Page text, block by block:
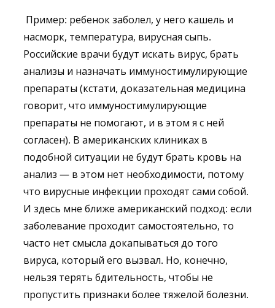
Пример: ребенок заболел, у него кашель и
насморк, температура, вирусная сыпь.
Российские врачи будут искать вирус, брать
анализы и назначать иммуностимулирующие
препараты (кстати, доказательная медицина
говорит, что иммуностимулирующие
препараты не помогают, и в этом я с ней
согласен). В американских клиниках в
подобной ситуации не будут брать кровь на
анализ — в этом нет необходимости, потому
что вирусные инфекции проходят сами собой.
И здесь мне ближе американский подход: если
заболевание проходит самостоятельно, то
часто нет смысла докапываться до того
вируса, который его вызвал. Но, конечно,
нельзя терять бдительность, чтобы не
пропустить признаки более тяжелой болезни.